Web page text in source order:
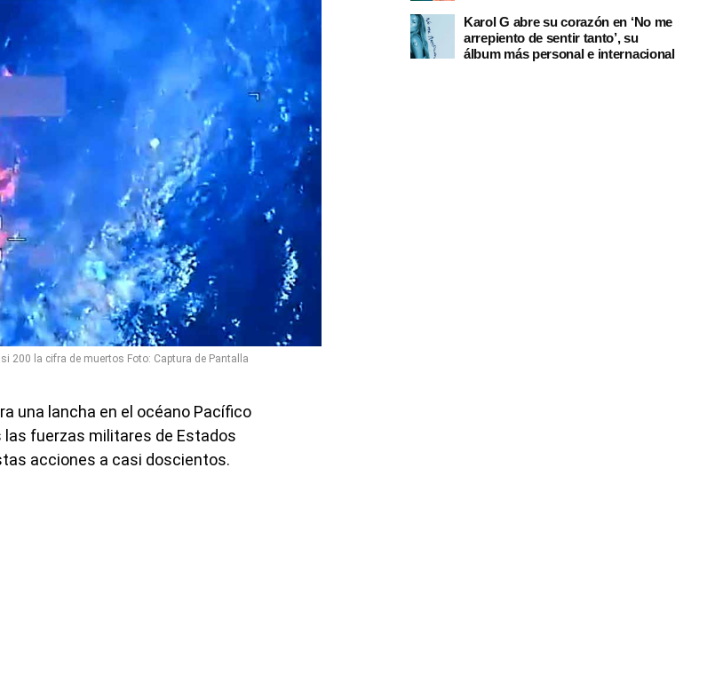
200 la cifra de muertos Foto: Captura de Pantalla
una lancha en el océano Pacífico
fuerzas militares de Estados
acciones a casi doscientos.
Karol G abre su corazón en ‘No me
arrepiento de sentir tanto’, su
álbum más personal e internacional